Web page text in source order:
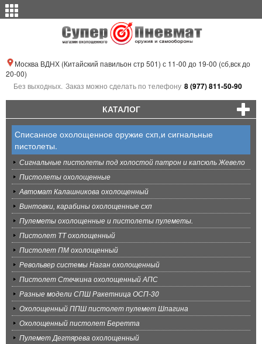
Москва ВДНХ (Китайский павильон стр 501) с 11-00 до 19-00 (сб,вск до
20-00)
Без выходных. Заказ можно сделать по телефону 8 (977) 811-50-90
КАТАЛОГ
Списанное охолощенное оружие схп,и сигнальные
пистолеты.
Сигнальные пистолеты под холостой патрон и капсюль Жевело
Пистолеты охолощенные
Автомат Калашникова охолощенный
Винтовки, карабины охолощенные схп
Пулеметы охолощенные и пистолеты пулеметы.
Пистолет ТТ охолощенный
Пистолет ПМ охолощенный
Револьвер системы Наган охолощенный
Пистолет Стечкина охолощенный АПС
Разные модели СПШ Ракетница ОСП-30
Охолощенный ППШ пистолет пулемет Шпагина
Охолощенный пистолет Беретта
Пулемет Дегтярева охолощенный